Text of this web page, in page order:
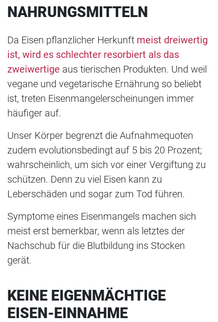
NAHRUNGSMITTELN
Da Eisen pflanzlicher Herkunft meist dreiwertig
ist, wird es schlechter resorbiert als das
zweiwertige aus tierischen Produkten. Und weil
vegane und vegetarische Ernährung so beliebt
ist, treten Eisenmangelerscheinungen immer
häufiger auf.
Unser Körper begrenzt die Aufnahmequoten
zudem evolutionsbedingt auf 5 bis 20 Prozent;
wahrscheinlich, um sich vor einer Vergiftung zu
schützen. Denn zu viel Eisen kann zu
Leberschäden und sogar zum Tod führen.
Symptome eines Eisenmangels machen sich
meist erst bemerkbar, wenn als letztes der
Nachschub für die Blutbildung ins Stocken
gerät.
KEINE EIGENMÄCHTIGE
EISEN-EINNAHME